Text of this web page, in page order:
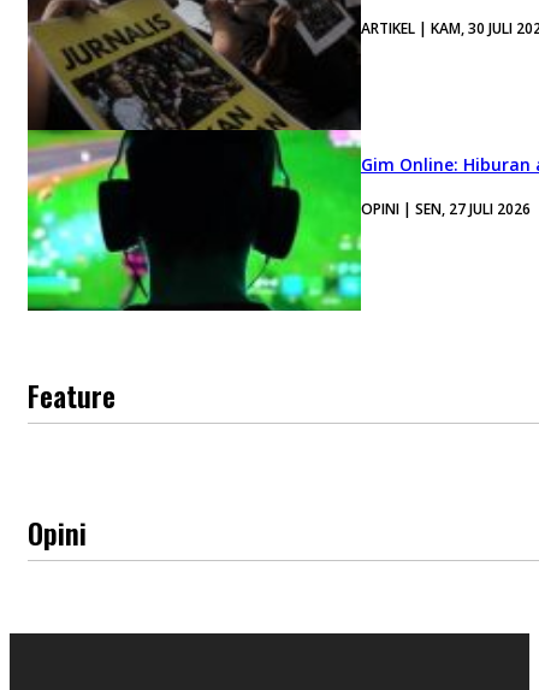
ARTIKEL | KAM, 30 JULI
Gim Online:
OPINI | SEN, 27 JULI 2026
Feature
Opini